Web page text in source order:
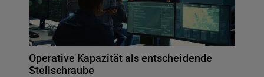
Operative Kapazität als entscheidende
Stellschraube